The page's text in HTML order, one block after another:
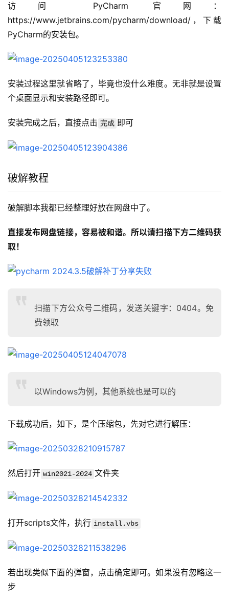
访问 PyCharm 官网：
https://www.jetbrains.com/pycharm/download/，下载
PyCharm的安装包。
安装过程这里就省略了，毕竟也没什么难度。无非就是设置
个桌面显示和安装路径即可。
安装完成之后，直接点击 完成 即可
破解教程
破解脚本我都已经整理好放在网盘中了。
直接发布网盘链接，容易被和谐。所以请扫描下方二维码获
取！
扫描下方公众号二维码，发送关键字：0404。免
费领取
以Windows为例，其他系统也是可以的
下载成功后，如下，是个压缩包，先对它进行解压：
然后打开 win2021-2024 文件夹
打开scripts文件，执行 install.vbs
若出现类似下面的弹窗，点击确定即可。如果没有忽略这一
步